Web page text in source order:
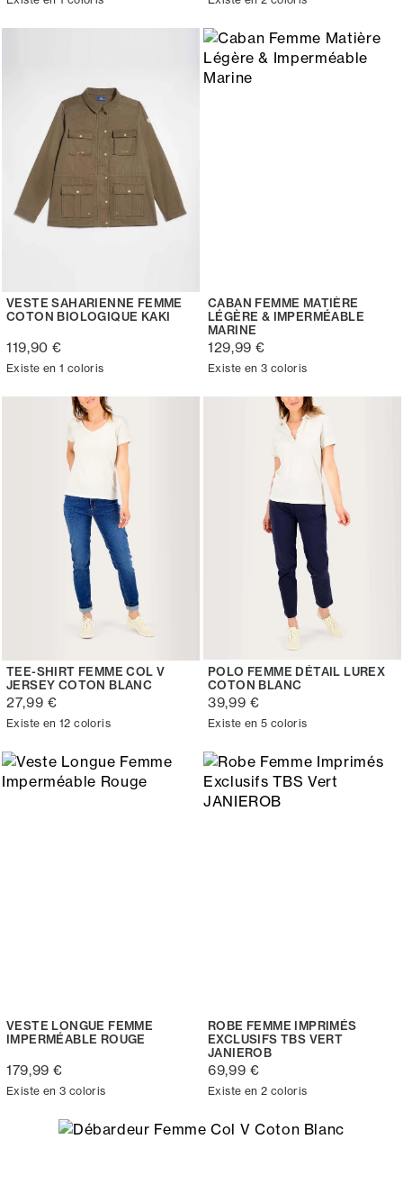
VESTE SAHARIENNE FEMME
COTON BIOLOGIQUE KAKI
119,90 €
Existe en 1 coloris
CABAN FEMME MATIÈRE
LÉGÈRE & IMPERMÉABLE
MARINE
129,99 €
Existe en 3 coloris
TEE-SHIRT FEMME COL V
JERSEY COTON BLANC
27,99 €
Existe en 12 coloris
POLO FEMME DÉTAIL LUREX
COTON BLANC
39,99 €
Existe en 5 coloris
VESTE LONGUE FEMME
IMPERMÉABLE ROUGE
179,99 €
Existe en 3 coloris
ROBE FEMME IMPRIMÉS
EXCLUSIFS TBS VERT
JANIEROB
69,99 €
Existe en 2 coloris